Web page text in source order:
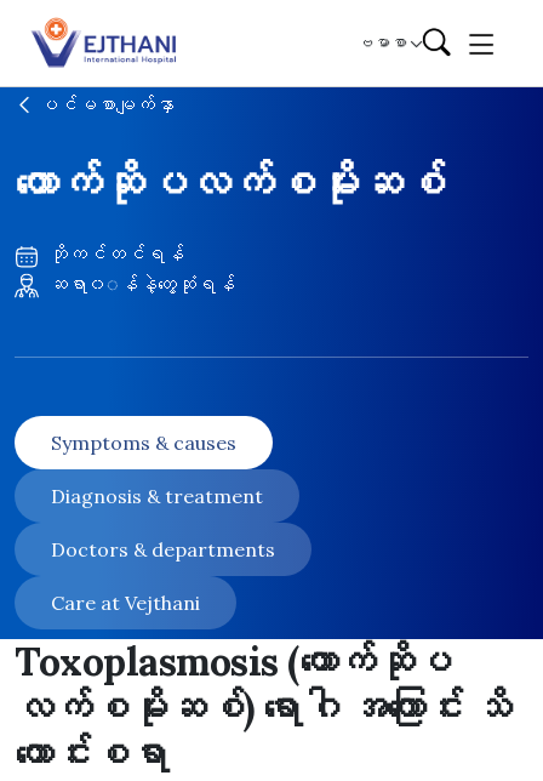
Skip to content
ဗမာစာ
ပင်မစာမျက်နှာ
တောက်ဆိုပလက်စမိုးဆစ်
ဘိုကင်တင်ရန်
ဆရာ၀◌န်နဲ့တွေ့ဆုံရန်
Symptoms & causes
Diagnosis & treatment
Doctors & departments
Care at Vejthani
Toxoplasmosis (တောက်ဆိုပ
လက်စမိုးဆစ်) ရောဂါ အကြောင်း သိ
ကောင်းစရာ